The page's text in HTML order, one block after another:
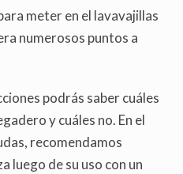
meter en el lavavajillas
numerosos puntos a
podrás saber cuáles
y cuáles no. En el
recomendamos
luego de su uso con un